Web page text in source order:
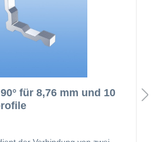
für 8,76 mm und 10